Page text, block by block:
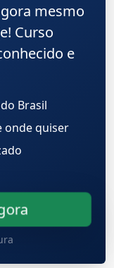
mesmo
Curso
e
Brasil
onde quiser